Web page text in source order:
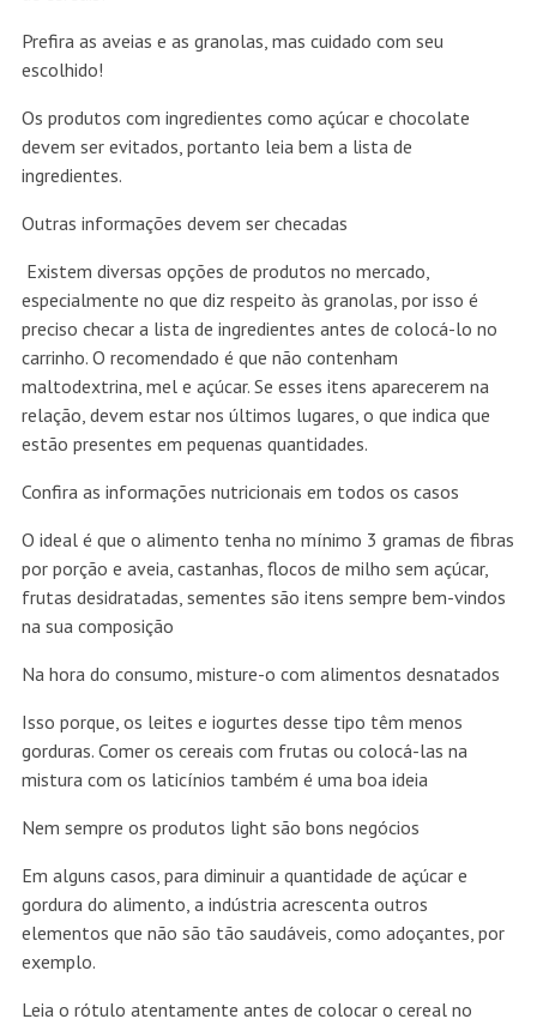
Prefira as aveias e as granolas, mas cuidado com seu
escolhido!
Os produtos com ingredientes como açúcar e chocolate
devem ser evitados, portanto leia bem a lista de
ingredientes.
Outras informações devem ser checadas
Existem diversas opções de produtos no mercado,
especialmente no que diz respeito às granolas, por isso é
preciso checar a lista de ingredientes antes de colocá-lo no
carrinho. O recomendado é que não contenham
maltodextrina, mel e açúcar. Se esses itens aparecerem na
relação, devem estar nos últimos lugares, o que indica que
estão presentes em pequenas quantidades.
Confira as informações nutricionais em todos os casos
O ideal é que o alimento tenha no mínimo 3 gramas de fibras
por porção e aveia, castanhas, flocos de milho sem açúcar,
frutas desidratadas, sementes são itens sempre bem-vindos
na sua composição
Na hora do consumo, misture-o com alimentos desnatados
Isso porque, os leites e iogurtes desse tipo têm menos
gorduras. Comer os cereais com frutas ou colocá-las na
mistura com os laticínios também é uma boa ideia
Nem sempre os produtos light são bons negócios
Em alguns casos, para diminuir a quantidade de açúcar e
gordura do alimento, a indústria acrescenta outros
elementos que não são tão saudáveis, como adoçantes, por
exemplo.
Leia o rótulo atentamente antes de colocar o cereal no